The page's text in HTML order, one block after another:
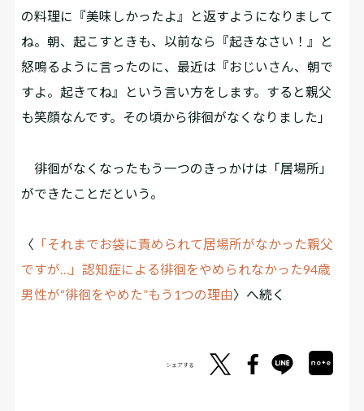
の料理に『美味しかったよ』と返すようになりまして
ね。朝、起こすときも、以前なら『起きなさい！』と
怒鳴るように言ったのに、最近は『おじいさん、朝で
すよ。起きてね』という言い方をします。すると親父
も笑顔なんです。その頃から徘徊がなくなりました」
徘徊がなくなったもう一つのきっかけは「居場所」
ができたことだという。
〈 「それまでお袋に責められて居場所がなかった親父
ですが…」認知症による徘徊をやめられなかった94歳
男性が“徘徊をやめた”もう1つの理由〉へ続く
シェアする